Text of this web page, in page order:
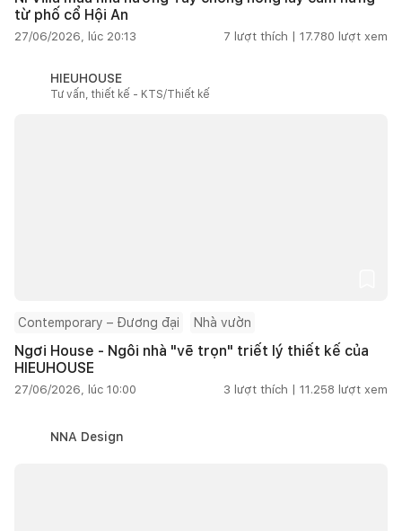
từ phố cổ Hội An
27/06/2026, lúc 20:13 7 lượt thích | 17.780 lượt xem
HIEUHOUSE
Tư vấn, thiết kế - KTS/Thiết kế
Contemporary – Đương đại Nhà vườn
Ngơi House - Ngôi nhà "vẽ trọn" triết lý thiết kế của
HIEUHOUSE
27/06/2026, lúc 10:00 3 lượt thích | 11.258 lượt xem
NNA Design